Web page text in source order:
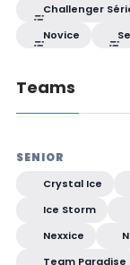
Challenger
Novice
Teams
SENIOR
Crystal Ice
Ice Storm
Nexxice
Team Paradise